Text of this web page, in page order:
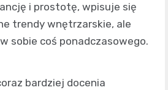
i prostotę, wpisuje się
trendy wnętrzarskie, ale
sobie coś ponadczasowego.
bardziej docenia